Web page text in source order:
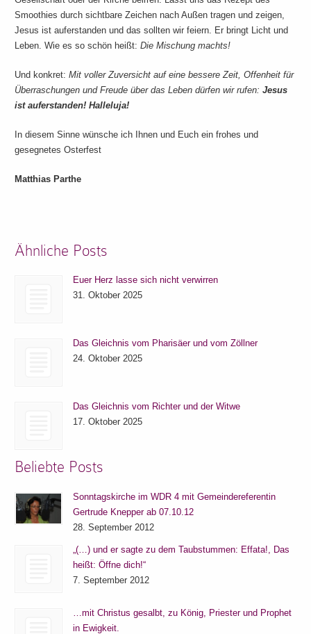
Smoothies durch sichtbare Zeichen nach Außen tragen und zeigen,
Jesus ist auferstanden und das sollten wir feiern. Er bringt Licht und
Leben. Wie es so schön heißt:Die Mischung machts!
Und konkret:Mit voller Zuversicht auf eine bessere Zeit, Offenheit für
Überraschungen und Freude über das Leben dürfen wir rufen:Jesus
ist auferstanden! Halleluja!
In diesem Sinne wünsche ich Ihnen und Euch ein frohes und
gesegnetes Osterfest
Matthias Parthe
Ähnliche Posts
Euer Herz lasse sich nicht verwirren
31. Oktober 2025
Das Gleichnis vom Pharisäer und vom Zöllner
24. Oktober 2025
Das Gleichnis vom Richter und der Witwe
17. Oktober 2025
Beliebte Posts
Sonntagskirche im WDR 4 mit Gemeindereferentin
Gertrude Knepper ab 07.10.12
28. September 2012
„(…) und er sagte zu dem Taubstummen: Effata!, Das
heißt: Öffne dich!“
7. September 2012
…mit Christus gesalbt, zu König, Priester und Prophet
in Ewigkeit.